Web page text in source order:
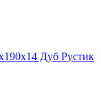
Дуб Рустик